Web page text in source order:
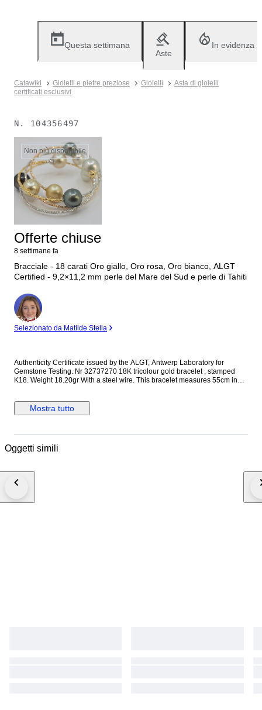
Questa settimana
Aste
In evidenza
Catawiki Gioielli e pietre preziose Gioielli
Asta di gioielli
certificati esclusivi
N. 104356497
Non più disponibile
Offerte chiuse
8 settimane fa
Bracciale - 18 carati Oro giallo, Oro rosa, Oro bianco, ALGT
Certified - 9,2×11,2 mm perle del Mare del Sud e perle di Tahiti
Esperto
Selezionato da Matilde Stella
Authenticity Certificate issued by the ALGT, Antwerp Laboratory for
Gemstone Testing. Nr 32737270 18K tricolour gold bracelet , stamped
K18. Weight 18.20gr With a steel wire. This bracelet measures 55cm in
Tahiti pearls. The pearls with their lovely green, golden and white colour
blend combined with the tricolour 18k gold create this magnificent piece.
Oyster: Pinctada Maxima / Pinctada Margaritifera - Color: Gold, White,
growth characteristics - Luster: Excellent - Size: 9.2x11.2mm Gold: 18K
Mostra tutto
Oggetti simili